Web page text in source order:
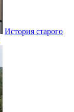
История старого